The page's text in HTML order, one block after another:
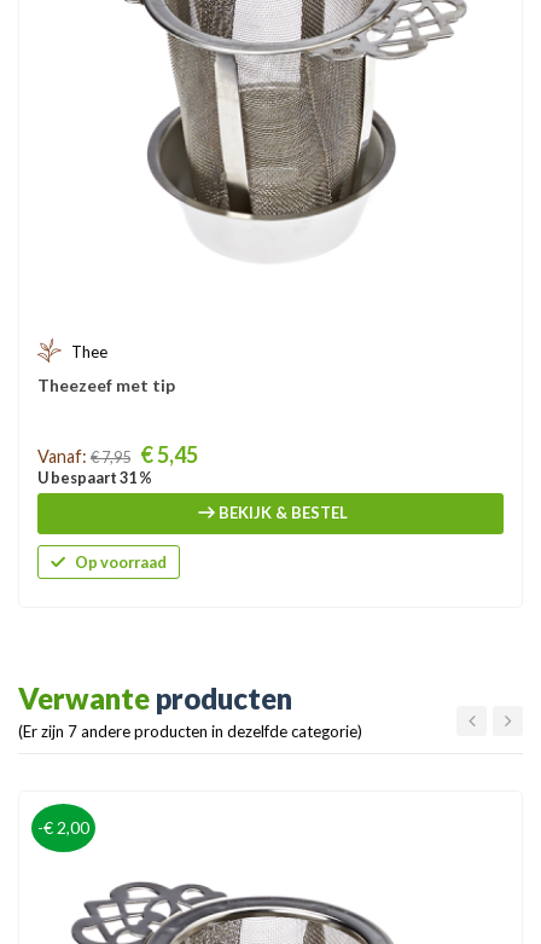
Thee
Theezeef met tip
Prijs
Vanaf: € 7,95 € 5,45
U bespaart 31 %
BEKIJK & BESTEL
Op voorraad
Verwante producten
(Er zijn 7 andere producten in dezelfde categorie)
-€ 2,00